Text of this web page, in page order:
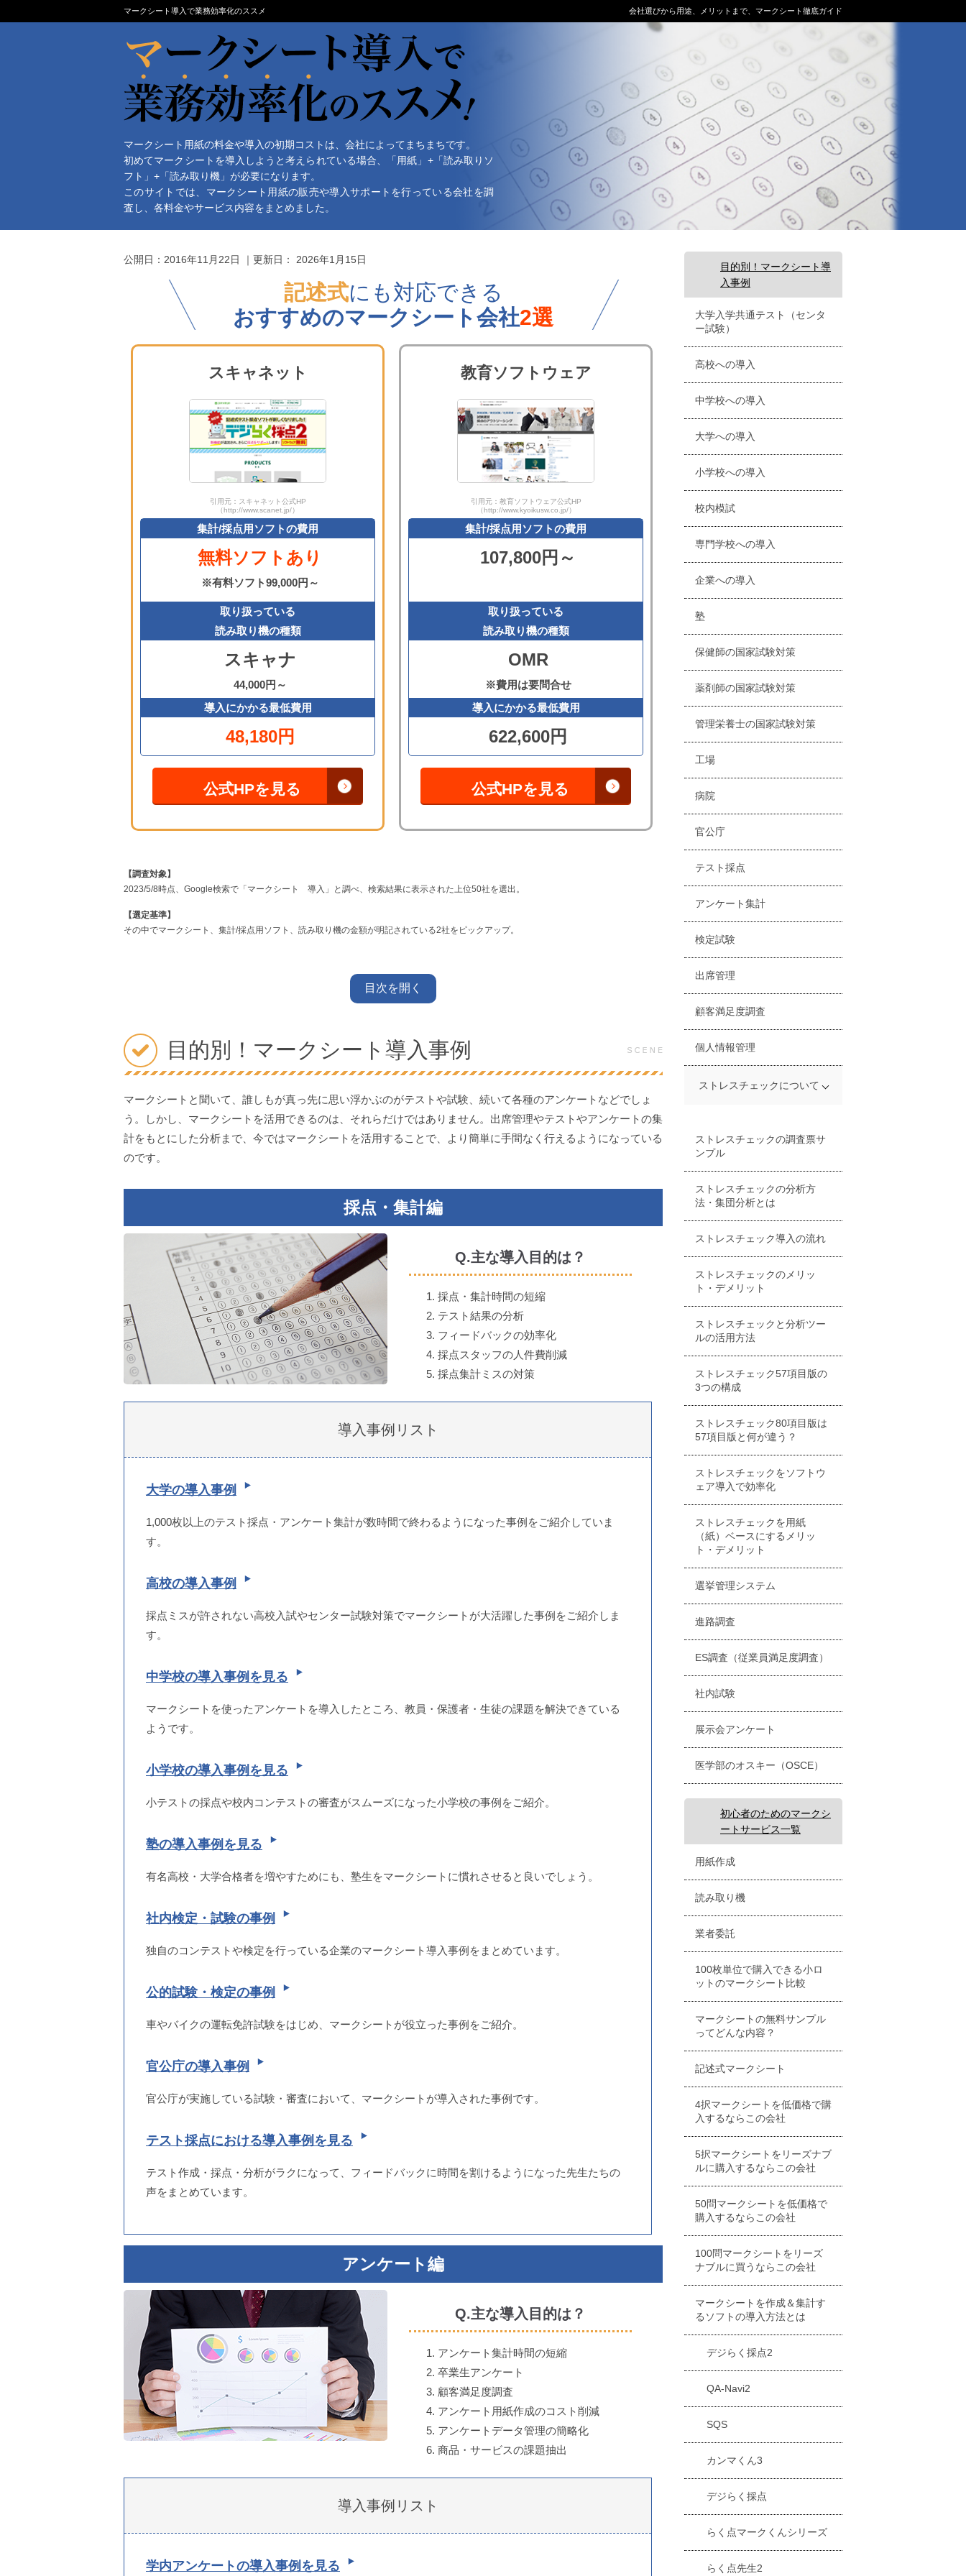
マークシート導入で業務効率化のススメ 会社選びから用途、メリットまで、マークシート徹底ガイド
マークシート用紙の料金や導入の初期コストは、会社によってまちまちです。
初めてマークシートを導入しようと考えられている場合、「用紙」+「読み取りソ
フト」+「読み取り機」が必要になります。
このサイトでは、マークシート用紙の販売や導入サポートを行っている会社を調
査し、各料金やサービス内容をまとめました。
公開日： 2016年11月22日 ｜更新日： 2026年1月15日
記述式にも対応できる
おすすめのマークシート会社2選
スキャネット
引用元：スキャネット公式HP
（http://www.scanet.jp/）
集計/採点用ソフトの費用
無料ソフトあり
※有料ソフト99,000円～
取り扱っている
読み取り機の種類
スキャナ
44,000円～
導入にかかる最低費用
48,180円
公式HPを見る
教育ソフトウェア
引用元：教育ソフトウェア公式HP
（http://www.kyoikusw.co.jp/）
集計/採点用ソフトの費用
107,800円～
取り扱っている
読み取り機の種類
OMR
※費用は要問合せ
導入にかかる最低費用
622,600円
公式HPを見る
【調査対象】
2023/5/8時点、Google検索で「マークシート 導入」と調べ、検索結果に表示された上位50社を選出。
【選定基準】
その中でマークシート、集計/採点用ソフト、読み取り機の金額が明記されている2社をピックアップ。
目次を開く
目的別！マークシート導入事例
マークシートと聞いて、誰しもが真っ先に思い浮かぶのがテストや試験、続いて各種のアンケートなどでしょ
う。しかし、マークシートを活用できるのは、それらだけではありません。出席管理やテストやアンケートの集
計をもとにした分析まで、今ではマークシートを活用することで、より簡単に手間なく行えるようになっている
のです。
採点・集計編
Q.主な導入目的は？
採点・集計時間の短縮
テスト結果の分析
フィードバックの効率化
採点スタッフの人件費削減
採点集計ミスの対策
導入事例リスト
大学の導入事例
1,000枚以上のテスト採点・アンケート集計が数時間で終わるようになった事例をご紹介していま
す。
高校の導入事例
採点ミスが許されない高校入試やセンター試験対策でマークシートが大活躍した事例をご紹介しま
す。
中学校の導入事例を見る
マークシートを使ったアンケートを導入したところ、教員・保護者・生徒の課題を解決できている
ようです。
小学校の導入事例を見る
小テストの採点や校内コンテストの審査がスムーズになった小学校の事例をご紹介。
塾の導入事例を見る
有名高校・大学合格者を増やすためにも、塾生をマークシートに慣れさせると良いでしょう。
社内検定・試験の事例
独自のコンテストや検定を行っている企業のマークシート導入事例をまとめています。
公的試験・検定の事例
車やバイクの運転免許試験をはじめ、マークシートが役立った事例をご紹介。
官公庁の導入事例
官公庁が実施している試験・審査において、マークシートが導入された事例です。
テスト採点における導入事例を見る
テスト作成・採点・分析がラクになって、フィードバックに時間を割けるようになった先生たちの
声をまとめています。
アンケート編
Q.主な導入目的は？
アンケート集計時間の短縮
卒業生アンケート
顧客満足度調査
アンケート用紙作成のコスト削減
アンケートデータ管理の簡略化
商品・サービスの課題抽出
導入事例リスト
学内アンケートの導入事例を見る
目的別！マークシート導
入事例
大学入学共通テスト（センタ
ー試験）
高校への導入
中学校への導入
大学への導入
小学校への導入
校内模試
専門学校への導入
企業への導入
塾
保健師の国家試験対策
薬剤師の国家試験対策
管理栄養士の国家試験対策
工場
病院
官公庁
テスト採点
アンケート集計
検定試験
出席管理
顧客満足度調査
個人情報管理
ストレスチェックについて
ストレスチェックで高スト
レス、放置のリスクと対処
法
ストレスチェックのスコア
の活用法
ストレスチェック結果の保
管
ストレスチェックを拒否さ
れた場合の対応策
ストレスチェック制度にお
けるプライバシー
ストレスチェックをやって
いない場合の問題点
ストレスチェック制度にお
いて産業医がいない場合の
対策
ストレスチェック報告書提
出までの流れを解説
ストレスチェックはメンタ
ルヘルス不調の一次予防に
有効
ストレスチェックはタガロ
グ語でも受けられる
ストレスチェックはポルト
ガル語でも受けられる
ストレスチェックの実施期
限
ストレスチェックのフィー
ドバック方法
ストレスチェック後のフォ
ロー
ストレスチェックを実施す
る時期
ストレスチェックの対象者
と休職者の扱い
50人未満の事業場の場合の
ストレスチェック
ストレスチェックにおける
高ストレス者の基準や選定
方法
【令和3年度版】ストレス
チェック助成金
ストレスチェックの義務化
ストレスチェックはベトナ
ム語にも対応
ストレスチェックは中国語
でも受けられる
ストレスチェックの外国語
版に対応するマークシート
会社
ストレスチェックの調査票サ
ンプル
ストレスチェックの分析方
法・集団分析とは
ストレスチェック導入の流れ
ストレスチェックのメリッ
ト・デメリット
ストレスチェックと分析ツー
ルの活用方法
ストレスチェック57項目版の
3つの構成
ストレスチェック80項目版は
57項目版と何が違う？
ストレスチェックをソフトウ
ェア導入で効率化
ストレスチェックを用紙
（紙）ベースにするメリッ
ト・デメリット
選挙管理システム
進路調査
ES調査（従業員満足度調査）
社内試験
展示会アンケート
医学部のオスキー（OSCE）
初心者のためのマークシ
ートサービス一覧
用紙作成
読み取り機
業者委託
100枚単位で購入できる小ロ
ットのマークシート比較
マークシートの無料サンプル
ってどんな内容？
記述式マークシート
4択マークシートを低価格で購
入するならこの会社
5択マークシートをリーズナブ
ルに購入するならこの会社
50問マークシートを低価格で
購入するならこの会社
100問マークシートをリーズ
ナブルに買うならこの会社
マークシートを作成＆集計す
るソフトの導入方法とは
デジらく採点2
QA-Navi2
SQS
カンマくん3
デジらく採点
らく点マークくんシリーズ
らく点先生2